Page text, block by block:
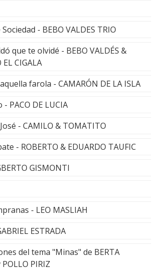
- BEBO VALDES TRIO
que te olvidé - BEBO VALDÉS &
CIGALA
farola - CAMARÓN DE LA ISLA
- PACO DE LUCIA
- CAMILO & TOMATITO
- ROBERTO & EDUARDO TAUFIC
GISMONTI
- LEO MASLIAH
ESTRADA
del tema "Minas" de BERTA
POLLO PIRIZ